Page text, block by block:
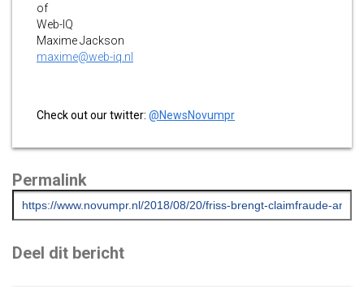
of
Web-IQ
Maxime Jackson
maxime@web-iq.nl
Check out our twitter: @NewsNovumpr
Permalink
Deel dit bericht